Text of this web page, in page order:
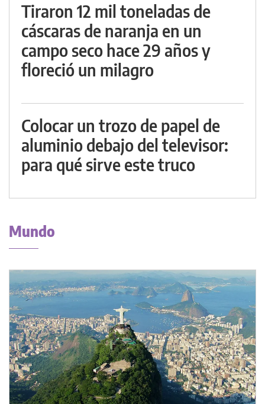
Tiraron 12 mil toneladas de
cáscaras de naranja en un
campo seco hace 29 años y
floreció un milagro
Colocar un trozo de papel de
aluminio debajo del televisor:
para qué sirve este truco
Mundo